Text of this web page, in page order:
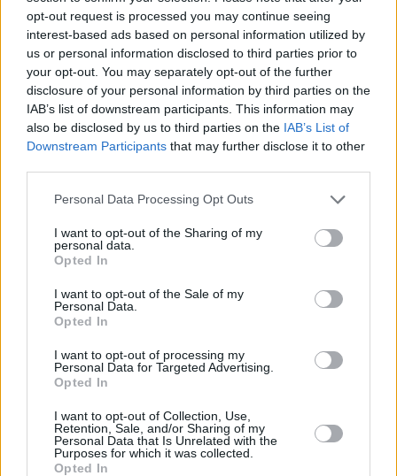
opt-out request is processed you may continue seeing
interest-based ads based on personal information utilized by
us or personal information disclosed to third parties prior to
your opt-out. You may separately opt-out of the further
disclosure of your personal information by third parties on the
IAB’s list of downstream participants. This information may
also be disclosed by us to third parties on the IAB’s List of
Downstream Participants that may further disclose it to other
Personal Data Processing Opt Outs
I want to opt-out of the Sharing of my
personal data.
Opted In
I want to opt-out of the Sale of my
Personal Data.
Opted In
I want to opt-out of processing my
Personal Data for Targeted Advertising.
Opted In
I want to opt-out of Collection, Use,
Retention, Sale, and/or Sharing of my
Personal Data that Is Unrelated with the
Purposes for which it was collected.
Opted In
Escribir un comentario
Nombre
(requerido)
Refescar
JComments
PUBLICIDAD